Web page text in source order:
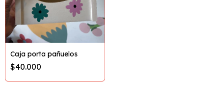
Caja porta pañuelos
$40.000